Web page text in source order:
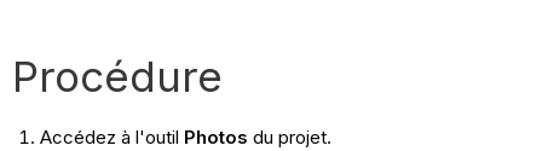
Procédure
Accédez à l'outil Photos du projet.